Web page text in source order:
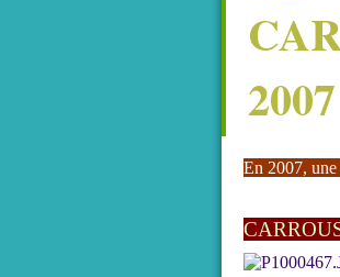
2007
En 2007, une